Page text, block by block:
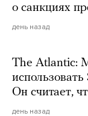
о санкциях
день назад
The Atlantic:
Он считает,
день назад